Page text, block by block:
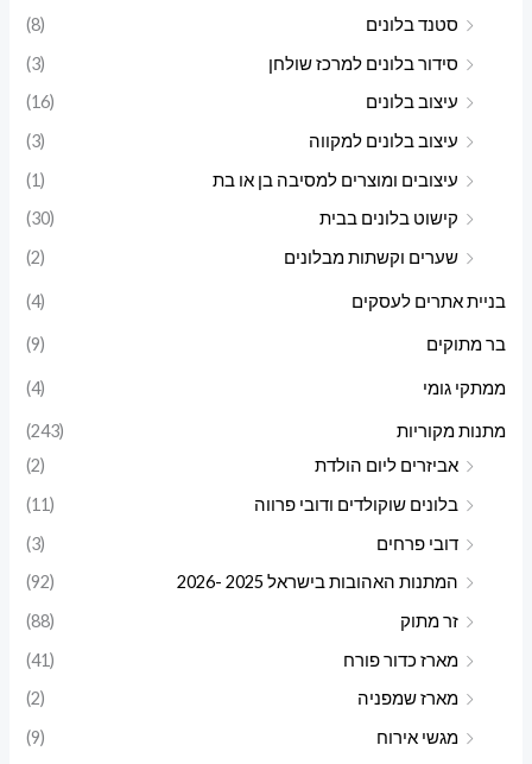
סטנד בלונים
(8)
סידור בלונים למרכז שולחן
(3)
עיצוב בלונים
(16)
עיצוב בלונים למקווה
(3)
עיצובים ומוצרים למסיבה בן או בת
(1)
קישוט בלונים בבית
(30)
שערים וקשתות מבלונים
(2)
בניית אתרים לעסקים (4)
בר מתוקים (9)
ממתקי גומי (4)
מתנות מקוריות
(243)
אביזרים ליום הולדת
(2)
בלונים שוקולדים ודובי פרווה
(11)
דובי פרחים
(3)
המתנות האהובות בישראל 2025 -2026
(92)
זר מתוק
(88)
מארז כדור פורח
(41)
מארז שמפניה
(2)
מגשי אירוח
(9)